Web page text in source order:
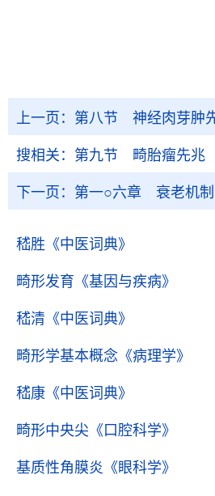
上一页： 第八节 神经肉芽肿
搜相关： 第九节 畸胎瘤先兆
下一页： 第一○六章 衰老机制
嵇胜 《中医词典》
畸形发育 《基因与疾病》
嵇清 《中医词典》
畸形学基本概念 《病理学》
嵇康 《中医词典》
畸形中央尖 《口腔科学》
基质性角膜炎 《眼科学》